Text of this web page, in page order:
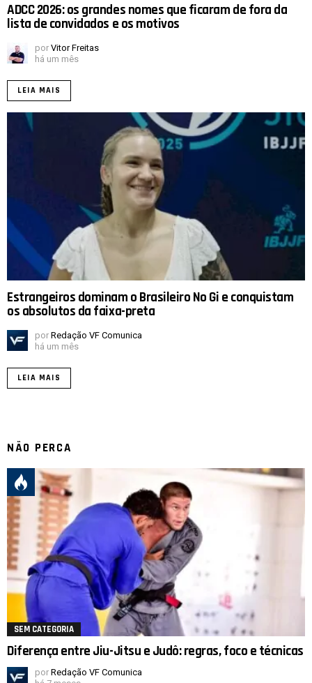
ADCC 2026: os grandes nomes que ficaram de fora da
lista de convidados e os motivos
por Vitor Freitas
há um mês
LEIA MAIS
Estrangeiros dominam o Brasileiro No Gi e conquistam
os absolutos da faixa-preta
por Redação VF Comunica
há um mês
LEIA MAIS
NÃO PERCA
SEM CATEGORIA
Diferença entre Jiu-Jitsu e Judô: regras, foco e técnicas
por Redação VF Comunica